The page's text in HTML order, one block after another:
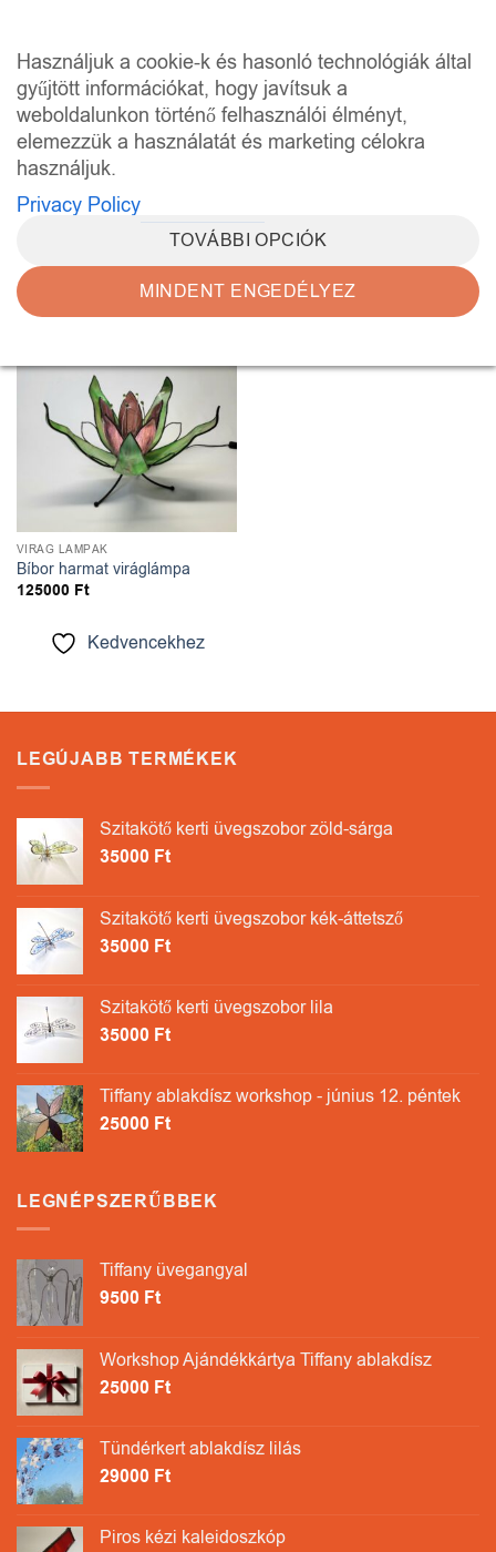
Használjuk a cookie-k és hasonló technológiák által
gyűjtött információkat, hogy javítsuk a
weboldalunkon történő felhasználói élményt,
elemezzük a használatát és marketing célokra
használjuk.
Privacy Policy
TOVÁBBI OPCIÓK
MINDENT ENGEDÉLYEZ
content
KEZDŐLAP / “BÍBOR ÜVEG LÁMPA” CÍMKÉVEL
RENDELKEZŐ TERMÉKEK
Kedvencekhez
VIRÁG LÁMPÁK
Bíbor harmat viráglámpa
125000 Ft
Kedvencekhez
LEGÚJABB TERMÉKEK
Szitakötő kerti üvegszobor zöld-sárga
35000 Ft
Szitakötő kerti üvegszobor kék-áttetsző
35000 Ft
Szitakötő kerti üvegszobor lila
35000 Ft
Tiffany ablakdísz workshop - június 12. péntek
25000 Ft
LEGNÉPSZERŰBBEK
Tiffany üvegangyal
9500 Ft
Workshop Ajándékkártya Tiffany ablakdísz
25000 Ft
Tündérkert ablakdísz lilás
29000 Ft
Piros kézi kaleidoszkóp